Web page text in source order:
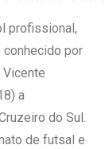
profissional,
conhecido por
a
do Sul.
de futsal e